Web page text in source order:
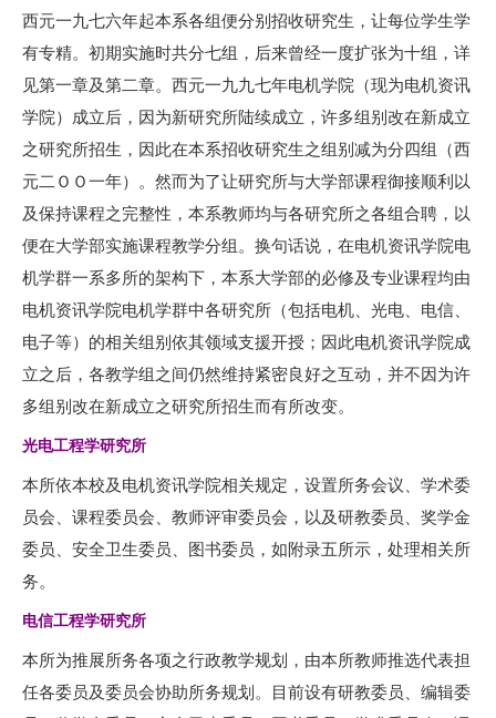
西元一九七六年起本系各组便分别招收研究生，让每位学生学
有专精。初期实施时共分七组，后来曾经一度扩张为十组，详
见第一章及第二章。西元一九九七年电机学院（现为电机资讯
学院）成立后，因为新研究所陆续成立，许多组别改在新成立
之研究所招生，因此在本系招收研究生之组别减为分四组（西
元二ＯＯ一年）。然而为了让研究所与大学部课程御接顺利以
及保持课程之完整性，本系教师均与各研究所之各组合聘，以
便在大学部实施课程教学分组。换句话说，在电机资讯学院电
机学群一系多所的架构下，本系大学部的必修及专业课程均由
电机资讯学院电机学群中各研究所（包括电机、光电、电信、
电子等）的相关组别依其领域支援开授；因此电机资讯学院成
立之后，各教学组之间仍然维持紧密良好之互动，并不因为许
多组别改在新成立之研究所招生而有所改变。
光电工程学研究所
本所依本校及电机资讯学院相关规定，设置所务会议、学术委
员会、课程委员会、教师评审委员会，以及研教委员、奖学金
委员、安全卫生委员、图书委员，如附录五所示，处理相关所
务。
电信工程学研究所
本所为推展所务各项之行政教学规划，由本所教师推选代表担
任各委员及委员会协助所务规划。目前设有研教委员、编辑委